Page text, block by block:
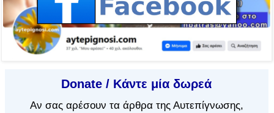
Donate / Κάντε μία δωρεά
Αν σας αρέσουν τα άρθρα της Αυτεπίγνωσης,